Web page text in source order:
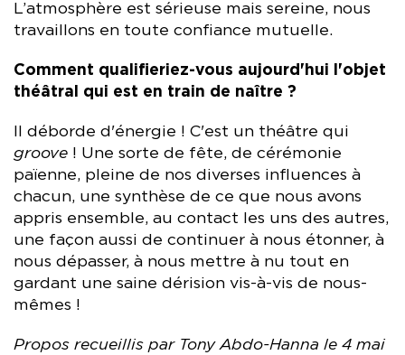
L’atmosphère est sérieuse mais sereine, nous
travaillons en toute confiance mutuelle.
Comment qualifieriez-vous aujourd'hui l'objet
théâtral qui est en train de naître ?
Il déborde d'énergie ! C'est un théâtre qui
groove ! Une sorte de fête, de cérémonie
païenne, pleine de nos diverses influences à
chacun, une synthèse de ce que nous avons
appris ensemble, au contact les uns des autres,
une façon aussi de continuer à nous étonner, à
nous dépasser, à nous mettre à nu tout en
gardant une saine dérision vis-à-vis de nous-
mêmes !
Propos recueillis par Tony Abdo-Hanna le 4 mai